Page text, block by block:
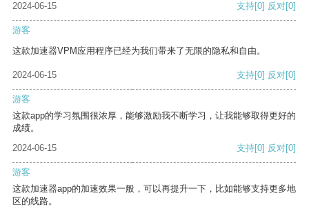
2024-06-15
支持[0] 反对[0]
游客
这款加速器VPM应用程序已经为我们带来了无限的隐私和自由。
2024-06-15 支持[0] 反对[0]
游客
这款app的学习氛围很浓厚，能够激励我不断学习，让我能够取得更好的
成绩。
2024-06-15
支持[0] 反对[0]
游客
这款加速器app的加速效果一般，可以再提升一下，比如能够支持更多地
区的线路。